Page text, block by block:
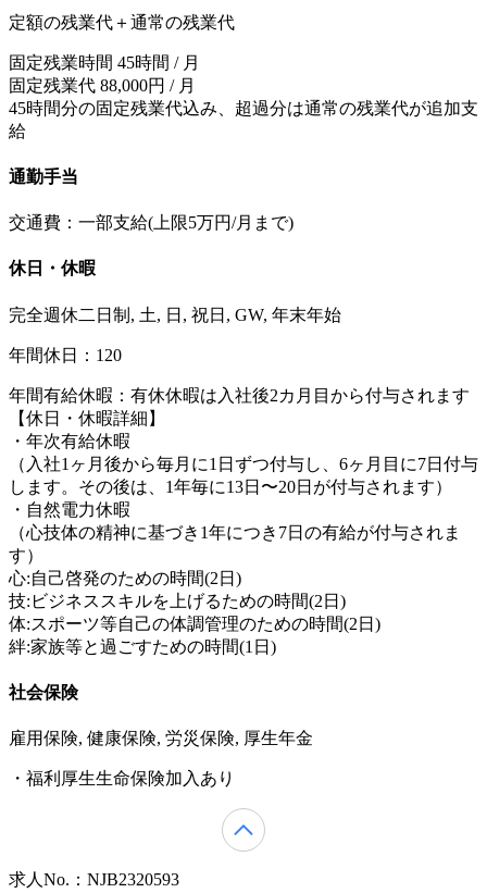
定額の残業代＋通常の残業代
固定残業時間 45時間 / 月
固定残業代 88,000円 / 月
45時間分の固定残業代込み、超過分は通常の残業代が追加支
給
通勤手当
交通費：一部支給(上限5万円/月まで)
休日・休暇
完全週休二日制, 土, 日, 祝日, GW, 年末年始
年間休日：120
年間有給休暇：有休休暇は入社後2カ月目から付与されます
【休日・休暇詳細】
・年次有給休暇
（入社1ヶ月後から毎月に1日ずつ付与し、6ヶ月目に7日付与
します。その後は、1年毎に13日〜20日が付与されます）
・自然電力休暇
（心技体の精神に基づき1年につき7日の有給が付与されま
す）
心:自己啓発のための時間(2日)
技:ビジネススキルを上げるための時間(2日)
体:スポーツ等自己の体調管理のための時間(2日)
絆:家族等と過ごすための時間(1日)
社会保険
雇用保険, 健康保険, 労災保険, 厚生年金
・福利厚生生命保険加入あり
求人No.：NJB2320593